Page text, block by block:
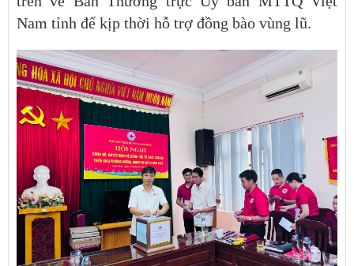
Nam tỉnh để kịp thời hỗ trợ đồng bào vùng lũ.